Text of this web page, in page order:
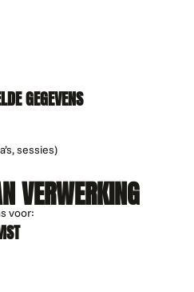
GEGEVENS
sessies)
VERWERKING
voor: